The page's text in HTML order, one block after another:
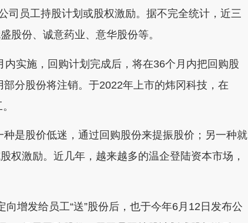
司员工持股计划或股权激励。据不完全统计，近三
股份、诚意药业、意华股份等。
实施，回购计划完成后，将在36个月内把回购股
分股份将注销。于2022年上市的炜冈科技，在
股价低迷，通过回购股份来提振股价；另一种就
权激励。近几年，越来越多的温企登陆资本市场，
发给员工“送”股份后，也于今年6月12日发布公